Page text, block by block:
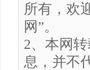
所有，欢
网”。
2、本网
息，并不